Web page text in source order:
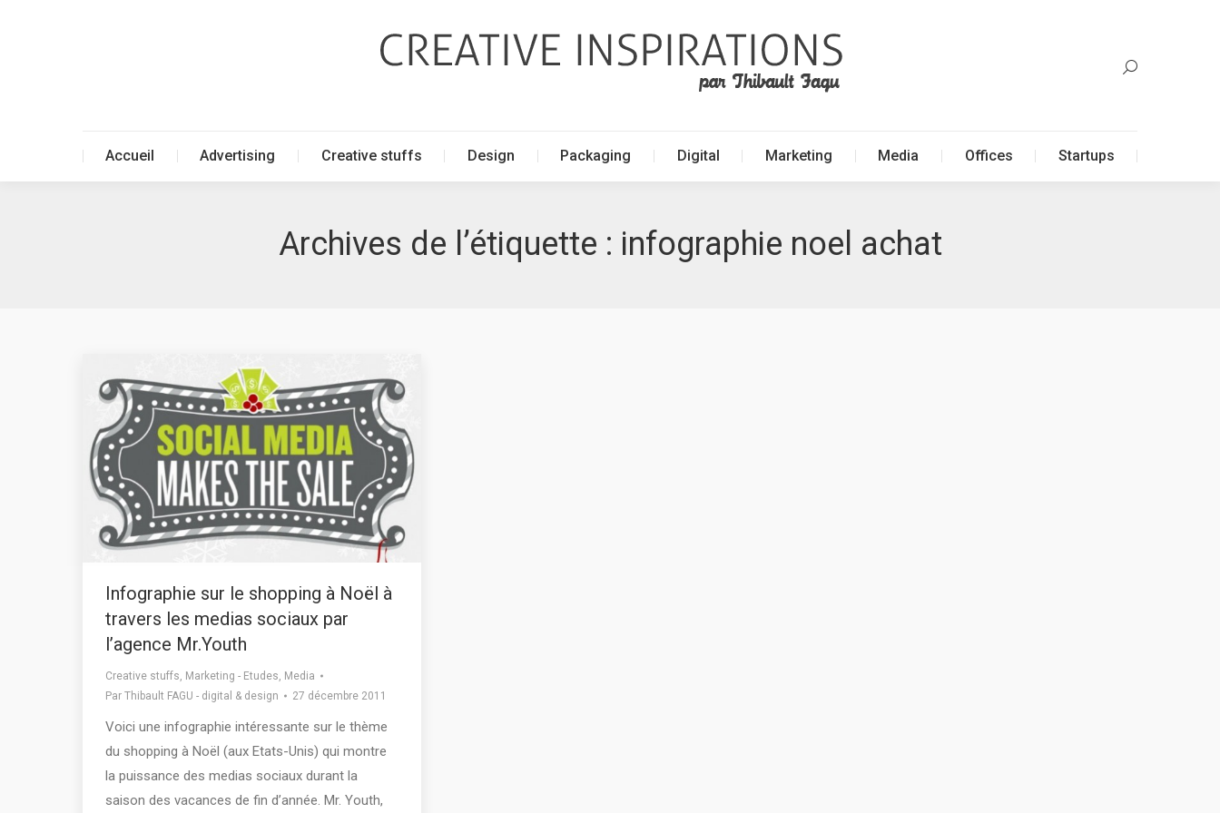
Accueil Advertising Creative stuffs Design Packaging Digital Marketing Media Offices Startups
Archives de l’étiquette : infographie noel achat
Infographie sur le shopping à Noël à
travers les medias sociaux par
l’agence Mr.Youth
Creative stuffs, Marketing - Etudes, Media
Par Thibault FAGU - digital & design 27 décembre 2011
Voici une infographie intéressante sur le thème
du shopping à Noël (aux Etats-Unis) qui montre
la puissance des medias sociaux durant la
saison des vacances de fin d’année. Mr. Youth,